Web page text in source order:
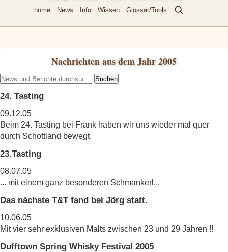
home News Info Wissen Glossar/Tools
Nachrichten aus dem Jahr 2005
Suchen
24. Tasting
09.12.05
Beim 24. Tasting bei Frank haben wir uns wieder mal quer
durch Schottland bewegt.
23.Tasting
08.07.05
... mit einem ganz besonderen Schmankerl...
Das nächste T&T fand bei Jörg statt.
10.06.05
Mit vier sehr exklusiven Malts zwischen 23 und 29 Jahren !!
Dufftown Spring Whisky Festival 2005